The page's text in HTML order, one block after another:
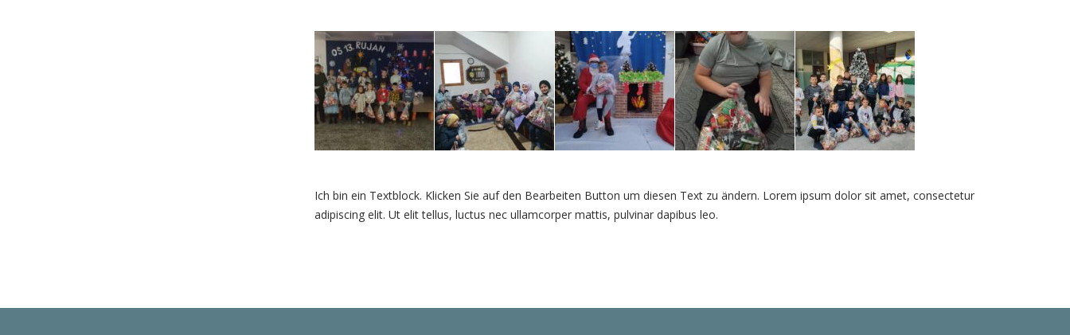
Ich bin ein Textblock. Klicken Sie auf den Bearbeiten Button um diesen Text zu ändern. Lorem ipsum dolor sit amet, consectetur
adipiscing elit. Ut elit tellus, luctus nec ullamcorper mattis, pulvinar dapibus leo.